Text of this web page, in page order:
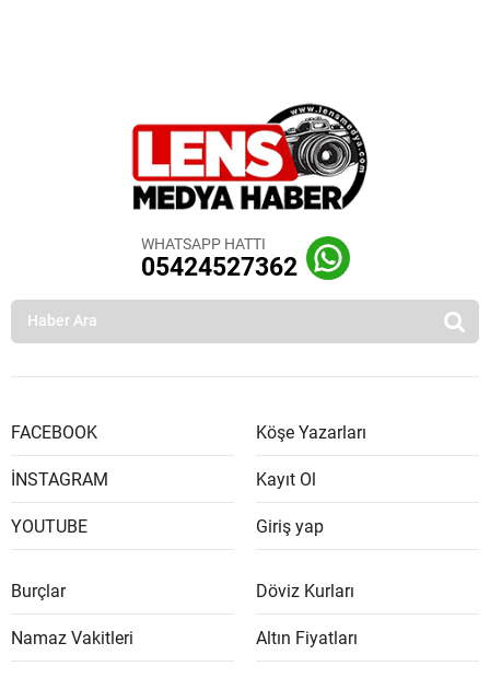
WHATSAPP HATTI
05424527362
FACEBOOK
İNSTAGRAM
YOUTUBE
Köşe Yazarları
Kayıt Ol
Giriş yap
Burçlar
Namaz Vakitleri
Döviz Kurları
Altın Fiyatları